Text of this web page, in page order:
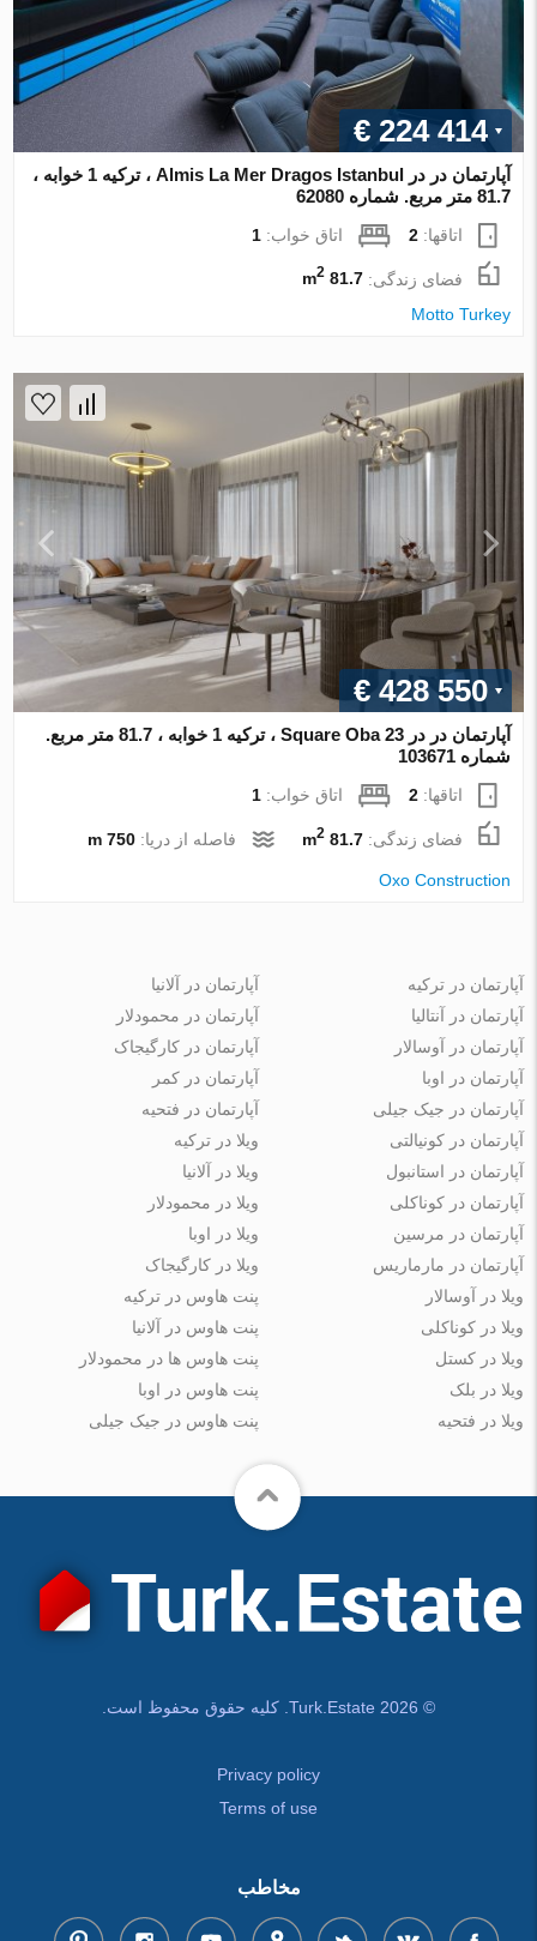
€ 224 414
آپارتمان در در Almis La Mer Dragos Istanbul ، ترکیه 1 خوابه ،
81.7 متر مربع. شماره 62080
اتاقها:2 اتاق خواب:1
فضای زندگی:81.7 m
2
Motto Turkey
€ 428 550
آپارتمان در در 23 Square Oba ، ترکیه 1 خوابه ، 81.7 متر مربع.
شماره 103671
اتاقها:2 اتاق خواب:1
فضای زندگی:81.7 m
2 فاصله از دریا:750 m
Oxo Construction
آپارتمان در ترکیه
آپارتمان در آنتالیا
آپارتمان در آوسالار
آپارتمان در اوبا
آپارتمان در جیک جیلی
آپارتمان در آلانیا
آپارتمان در محمودلار
آپارتمان در کارگیجاک
آپارتمان در کمر
آپارتمان در فتحیه
آپارتمان در کونیالتی
آپارتمان در استانبول
آپارتمان در کوناکلی
آپارتمان در مرسین
آپارتمان در مارماریس
ویلا در ترکیه
ویلا در آلانیا
ویلا در محمودلار
ویلا در اوبا
ویلا در کارگیجاک
ویلا در آوسالار
ویلا در کوناکلی
ویلا در کستل
ویلا در بلک
ویلا در فتحیه
پنت هاوس در ترکیه
پنت هاوس در آلانیا
پنت هاوس ها در محمودلار
پنت هاوس در اوبا
پنت هاوس در جیک جیلی
© Turk.Estate 2026. کلیه حقوق محفوظ است.
Privacy policy
Terms of use
مخاطب